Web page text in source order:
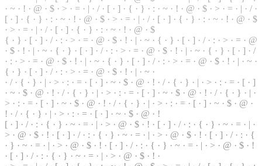
· ~ · ! · @ · $ · > · = · | · /· [ · ] · { · } · : · ~ · ! · @ · $ · > · = · | · / ·
[ · ] · { · } · : · ~ · ! · @ · $ · > · = · | · / · [ · ] · { · } · : · ~ · ! · @ · $
· > · = · | · /· [ · ] · { · } · : · ~ · ! · @ · $
{ · } · [ · ] · / · : · > · = · @ · $ · ! · | · ~ · { · } · [ · ] · / · : · > · = · @
· $ · ! · | · ~ · { · } · [ · ] · / · : · > · = · @ · $ · ! · | · ~ · { · } · [ · ] · /
· : · > · = · @ · $ · ! · | · ~ · { · } · [ · ] · / · : · > · = · @ · $ · ! · | · ~ ·
{ · } · [ · ] · /· : · > · = · @ · $ · ! · | · ~ ·
· / · { · } · | · > · : · = · [ · ] · ~ · $ · @ · ! · / · { · } · | · > · : · = · [ · ]
· ~ · $ · @ · ! · / · { · } · | · > · : · = · [ · ] · ~ · $ · @ · ! · /· { · } · | ·
> · : · = · [ · ] · ~ · $ · @ · ! · / · { · } · | · > · : · = · [ · ] · ~ · $ · @ ·
! · / · { · } · | · > · : · = · [ · ] · ~ · $ · @ · !
[ · ] · / · : · { · } · ~ · = · | · > · @ · $ · ! · [ · ] · / · : · { · } · ~ · = · | ·
> · @ · $ · ! · [ · ] · / · : · { · } · ~ · = · | · > · @ · $ · ! · [ · ] · / · : · {
· } · ~ · = · | · > · @ · $ · ! · [ · ] · / · : · { · } · ~ · = · | · > · @ · $ · !
· [ · ] · / · : · { · } · ~ · = · | · > · @ · $ · ! ·